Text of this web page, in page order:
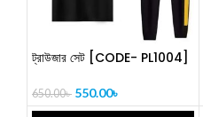
ট্রাউজার সেট [CODE- PL1004]
650.00৳ 550.00৳